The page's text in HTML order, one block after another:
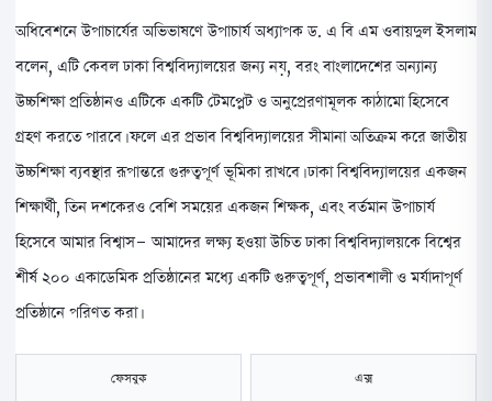
অধিবেশনে উপাচার্যের অভিভাষণে উপাচার্য অধ্যাপক ড. এ বি এম ওবায়দুল ইসলাম
বলেন, এটি কেবল ঢাকা বিশ্ববিদ্যালয়ের জন্য নয়, বরং বাংলাদেশের অন্যান্য
উচ্চশিক্ষা প্রতিষ্ঠানও এটিকে একটি টেমপ্লেট ও অনুপ্রেরণামূলক কাঠামো হিসেবে
গ্রহণ করতে পারবে। ফলে এর প্রভাব বিশ্ববিদ্যালয়ের সীমানা অতিক্রম করে জাতীয়
উচ্চশিক্ষা ব্যবস্থার রূপান্তরে গুরুত্বপূর্ণ ভূমিকা রাখবে। ঢাকা বিশ্ববিদ্যালয়ের একজন
শিক্ষার্থী, তিন দশকেরও বেশি সময়ের একজন শিক্ষক, এবং বর্তমান উপাচার্য
হিসেবে আমার বিশ্বাস- আমাদের লক্ষ্য হওয়া উচিত ঢাকা বিশ্ববিদ্যালয়কে বিশ্বের
শীর্ষ ২০০ একাডেমিক প্রতিষ্ঠানের মধ্যে একটি গুরুত্বপূর্ণ, প্রভাবশালী ও মর্যাদাপূর্ণ
প্রতিষ্ঠানে পরিণত করা।
ফেসবুক এক্স